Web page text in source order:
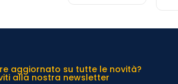
aggiornato su tutte le novità?
alla nostra newsletter